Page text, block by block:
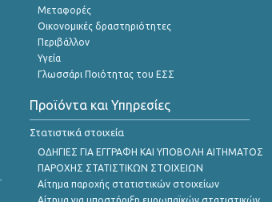
Μεταφορές
Οικονομικές δραστηριότητες
Περιβάλλον
Υγεία
Γλωσσάρι Ποιότητας του ΕΣΣ
Προϊόντα και Υπηρεσίες
Στατιστικά στοιχεία
ΟΔΗΓΙΕΣ ΓΙΑ ΕΓΓΡΑΦΗ ΚΑΙ ΥΠΟΒΟΛΗ ΑΙΤΗΜΑΤΟΣ
ΠΑΡΟΧΗΣ ΣΤΑΤΙΣΤΙΚΩΝ ΣΤΟΙΧΕΙΩΝ
Αίτημα παροχής στατιστικών στοιχείων